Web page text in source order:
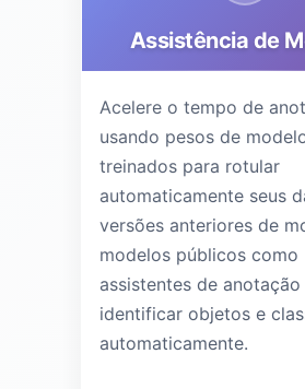
Assistência de
Acelere o tempo de
usando pesos de
treinados para rotular
automaticamente seus
versões anteriores de
modelos públicos como
assistentes de anotação
identificar objetos e
automaticamente.